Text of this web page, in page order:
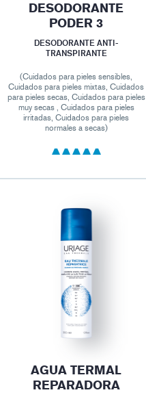
DESODORANTE
PODER 3
DESODORANTE ANTI-
TRANSPIRANTE
(Cuidados para pieles sensibles,
Cuidados para pieles mixtas, Cuidados
para pieles secas, Cuidados para pieles
muy secas , Cuidados para pieles
irritadas, Cuidados para pieles
normales a secas)
AGUA TERMAL
REPARADORA